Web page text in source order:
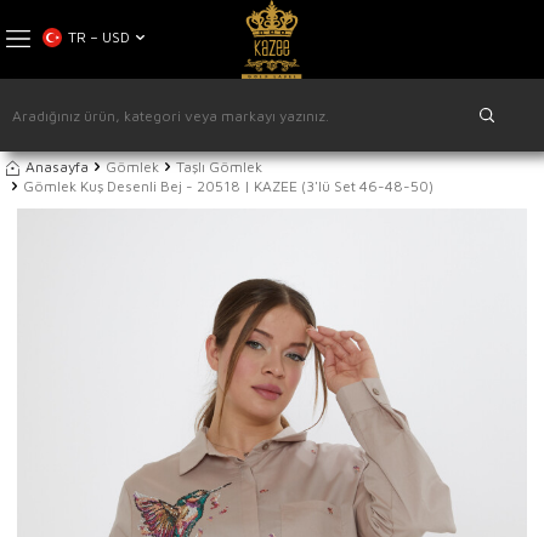
TR − USD
Anasayfa Gömlek
Taşlı Gömlek
Gömlek Kuş Desenli Bej - 20518 | KAZEE (3'lü Set 46-48-50)